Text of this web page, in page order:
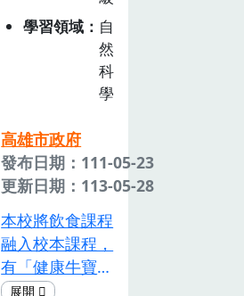
照顧，培養出負
責認真的態度，
彼此之間會做一
系列的探究 與
確的飲食知識，
學習對食物、生
產者和環境的尊
重與感恩。在孩
子的生命 歷程
是個難忘的體驗
教育！
學習領域
自
然
科
學
高雄市政府
發布日期：111-05-23
更新日期：113-05-28
本校將飲食課程
融入校本課程，
有「健康牛寶
寶」教師專業社